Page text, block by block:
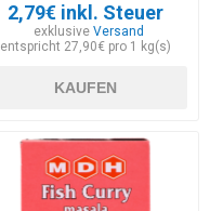
2,79€ inkl. Steuer
exklusive Versand
entspricht 27,90€ pro 1 kg(s)
KAUFEN